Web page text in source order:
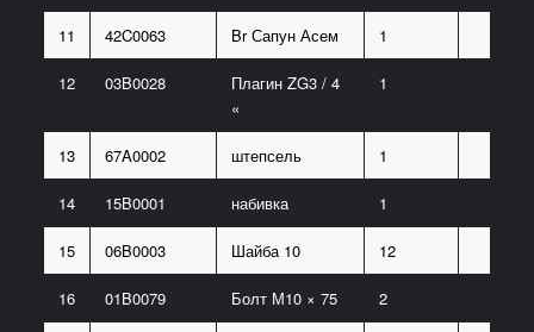
11 42C0063 Br Сапун Асем 1
12 03B0028
Плагин ZG3 / 4
«
1
13 67A0002 штепсель 1
14 15B0001 набивка 1
15 06B0003 Шайба 10 12
16 01B0079 Болт М10 × 75 2